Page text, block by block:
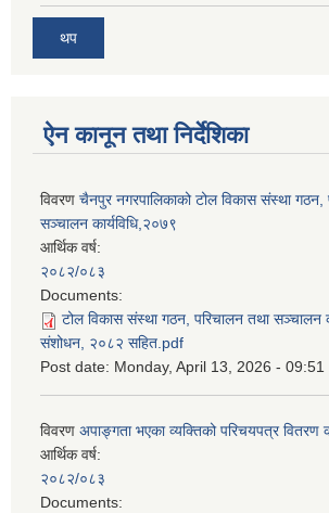
थप
ऐन कानून तथा निर्देशिका
विवरण चैनपुर नगरपालिकाको टोल विकास संस्था गठन,
सञ्चालन कार्यविधि,२०७९
आर्थिक वर्ष:
२०८२/०८३
Documents:
टोल विकास संस्था गठन, परिचालन तथा सञ्चालन
संशोधन, २०८२ सहित.pdf
Post date: Monday, April 13, 2026 - 09:51
विवरण अपाङ्गता भएका व्यक्तिको परिचयपत्र वितरण
आर्थिक वर्ष:
२०८२/०८३
Documents: